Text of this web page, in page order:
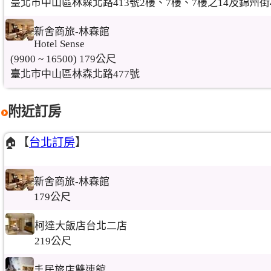
臺北市中山區林森北路413號2樓、7樓、7樓之14及錦州
新舍商旅-林森館
Hotel Sense
(9900 ~ 16500) 179公尺
臺北市中山區林森北路477號
附近訂房
🏠【台北訂房】
新舍商旅-林森館
179公尺
柯達大飯店台北二店
219公尺